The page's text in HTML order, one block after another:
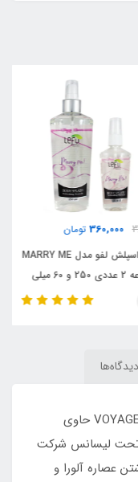
360,000 تومان
بادی اسپلش لفو مدل MARRY ME
مجموعه 2 عددی 250 و 60 میلی
دیدگاه‌ها
اسپری خوشبو کننده بدن لفو با رایحه VOYAGE حاوی
تحت لیسانس شرکت
عصاره آلورا و